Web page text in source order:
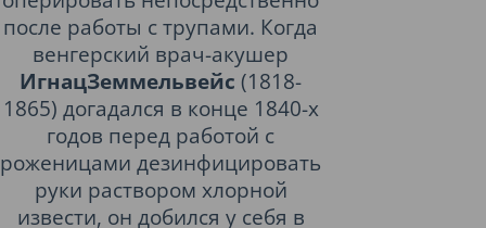
после работы с трупами. Когда
венгерский врач-акушер
ИгнацЗеммельвейс (1818-
1865) догадался в конце 1840-х
годов перед работой с
роженицами дезинфицировать
руки раствором хлорной
извести, он добился у себя в